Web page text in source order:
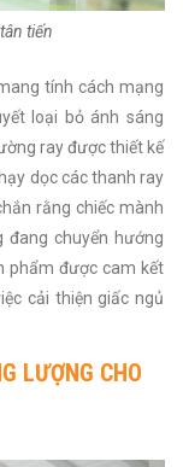
tiến
tính cách mạng
loại bỏ ánh sáng
ray được thiết kế
dọc các thanh ray
rằng chiếc mành
chuyển hướng
phẩm được cam kết
cải thiện giấc ngủ
LƯỢNG CHO